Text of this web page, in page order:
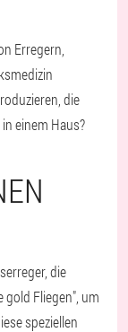
Erregern,
die
einem Haus?
die
gold Fliegen", um
speziellen